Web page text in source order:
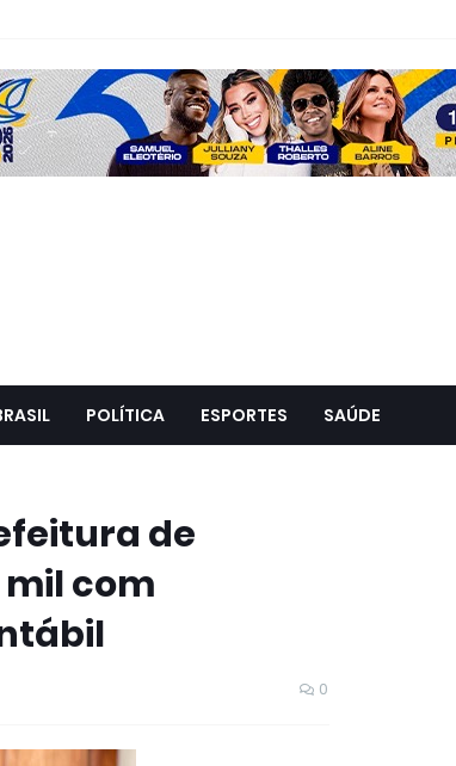
POLÍTICA ESPORTES SAÚDE
de
com
0